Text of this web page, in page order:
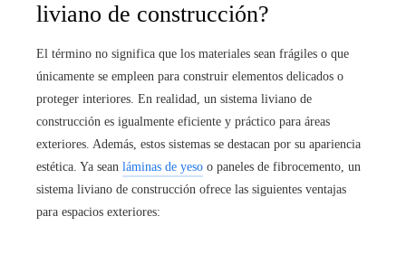
liviano de construcción?
El término no significa que los materiales sean frágiles o que
únicamente se empleen para construir elementos delicados o
proteger interiores. En realidad, un sistema liviano de
construcción es igualmente eficiente y práctico para áreas
exteriores. Además, estos sistemas se destacan por su apariencia
estética. Ya sean láminas de yeso o paneles de fibrocemento, un
sistema liviano de construcción ofrece las siguientes ventajas
para espacios exteriores: